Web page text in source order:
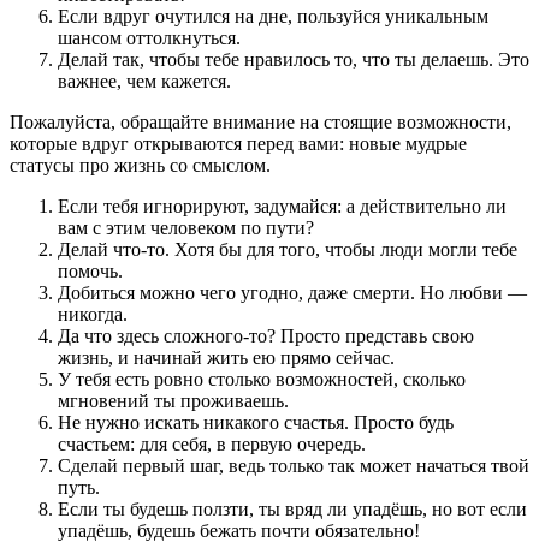
Если вдруг очутился на дне, пользуйся уникальным
шансом оттолкнуться.
Делай так, чтобы тебе нравилось то, что ты делаешь. Это
важнее, чем кажется.
Пожалуйста, обращайте внимание на стоящие возможности,
которые вдруг открываются перед вами: новые мудрые
статусы про жизнь со смыслом.
Если тебя игнорируют, задумайся: а действительно ли
вам с этим человеком по пути?
Делай что-то. Хотя бы для того, чтобы люди могли тебе
помочь.
Добиться можно чего угодно, даже смерти. Но любви —
никогда.
Да что здесь сложного-то? Просто представь свою
жизнь, и начинай жить ею прямо сейчас.
У тебя есть ровно столько возможностей, сколько
мгновений ты проживаешь.
Не нужно искать никакого счастья. Просто будь
счастьем: для себя, в первую очередь.
Сделай первый шаг, ведь только так может начаться твой
путь.
Если ты будешь ползти, ты вряд ли упадёшь, но вот если
упадёшь, будешь бежать почти обязательно!